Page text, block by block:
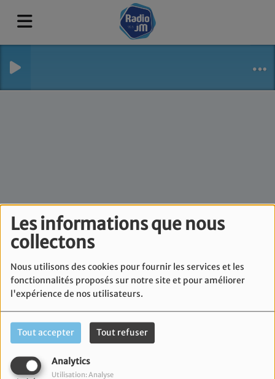
Les informations que nous
collectons
Nous utilisons des cookies pour fournir les services et les
fonctionnalités proposés sur notre site et pour améliorer
l'expérience de nos utilisateurs.
Tout accepter Tout refuser
Analytics
Utilisation: Analyse
Le Flash Info de Laura
Sahin - Mardi 19
Décembre